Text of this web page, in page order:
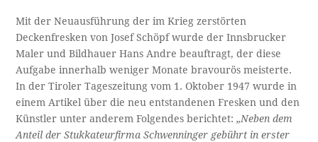
Mit der Neuausführung der im Krieg zerstörten
Deckenfresken von Josef Schöpf wurde der Innsbrucker
Maler und Bildhauer Hans Andre beauftragt, der diese
Aufgabe innerhalb weniger Monate bravourös meisterte.
In der Tiroler Tageszeitung vom 1. Oktober 1947 wurde in
einem Artikel über die neu entstandenen Fresken und den
Künstler unter anderem Folgendes berichtet: „Neben dem
Anteil der Stukkateurfirma Schwenninger gebührt in erster